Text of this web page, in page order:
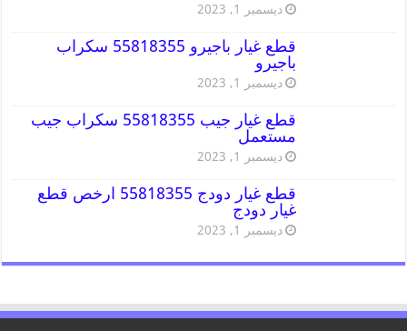
ديسمبر 1, 2023
قطع غيار باجيرو 55818355 سكراب
باجيرو
ديسمبر 1, 2023
قطع غيار جيب 55818355 سكراب جيب
مستعمل
ديسمبر 1, 2023
قطع غيار دودج 55818355 ارخص قطع
غيار دودج
ديسمبر 1, 2023